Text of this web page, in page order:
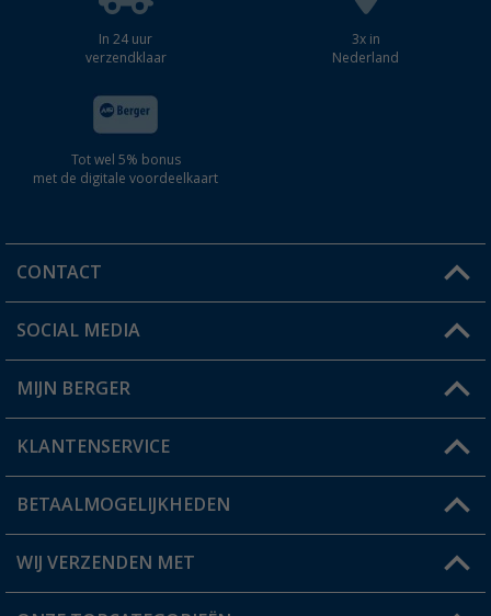
In 24 uur
verzendklaar
3x in
Nederland
Tot wel 5% bonus
met de digitale voordeelkaart
CONTACT
Een vraag?
Winkel vinden
SOCIAL MEDIA
MIJN BERGER
Mijn account
Status bestelling
Verlanglijstje
KLANTENSERVICE
FAQ & Contact
Verzendinformatie
BETAALMOGELIJKHEDEN
WIJ VERZENDEN MET